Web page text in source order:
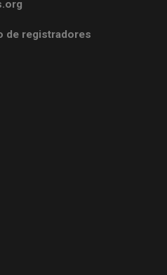
de registradores